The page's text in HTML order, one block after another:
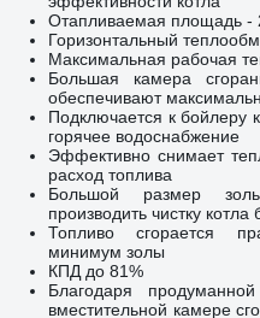
Отапливаемая площадь -
Горизонтальный
Максимальная рабочая
Большая камера
обеспечивают
Подключается к бойлеру
горячее водоснабжение
Эффективно снимает
расход топлива
Большой размер
производить чистку
Топливо сгорается
минимум золы
КПД до 81%
Благодаря
вместительной камере